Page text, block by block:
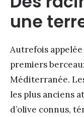
une
Autrefois appelée
premiers
Méditerranée.
les plus anciens
d’olive connus,